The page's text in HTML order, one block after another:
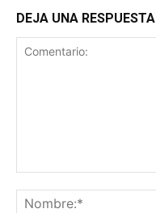
DEJA UNA RESPUESTA